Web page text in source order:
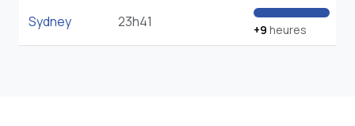
Sydney 23h41 +9 heures